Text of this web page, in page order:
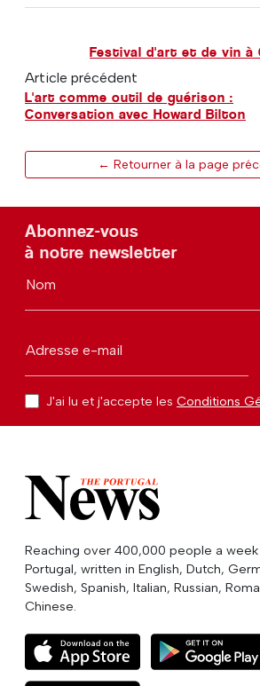
Festival d'art et de vin à
Article précédent
L'art comme outil de guérison :
Conversation avec Howard Bilton
← Retourner à la page
Abonnez-vous
à notre newsletter
Nom
Adresse e-mail
J'ai lu et j'accepte les Conditions
Reaching over 400,000 people a
Portugal, written in English, Dutch,
Swedish, Spanish, Italian, Russian,
Chinese.